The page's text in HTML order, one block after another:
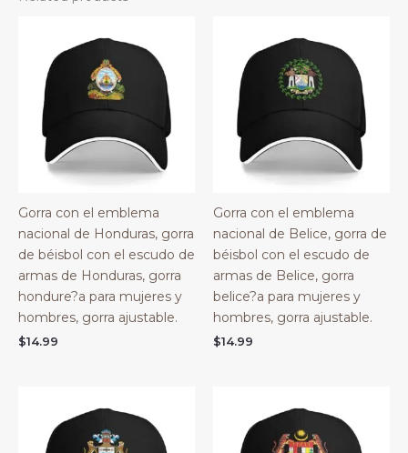
Gorra con el emblema
nacional de Honduras, gorra
de béisbol con el escudo de
armas de Honduras, gorra
hondure?a para mujeres y
hombres, gorra ajustable.
$14.99
Gorra con el emblema
nacional de Belice, gorra de
béisbol con el escudo de
armas de Belice, gorra
belice?a para mujeres y
hombres, gorra ajustable.
$14.99